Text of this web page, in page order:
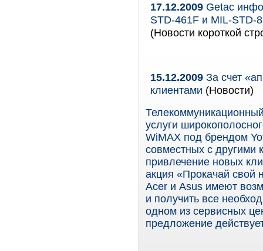
17.12.2009 Getac
STD-461F и MIL-STD-
(Новости короткой
15.12.2009 За счет
клиентами (Новости)
услуги
WiMAX под брендом
совместных с другими
привлечение новых
акция «Прокачай свой
Acer и Asus имеют
и получить все
одном из сервисных
предложение